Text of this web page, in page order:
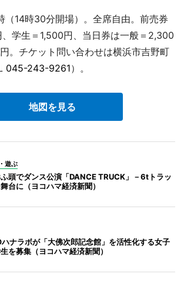
14時30分開場）。全席自由。前売券
学生＝1,500円、当日券は一般＝2,300
。チケット問い合わせは横浜市吉野町
045-243-9261）。
地図を見る
遊ぶ
頭でダンス公演「DANCE TRUCK」－6tトラッ
台に（ヨコハマ経済新聞）
ハナラボが「大佛次郎記念館」を活性化する女子
を募集（ヨコハマ経済新聞）